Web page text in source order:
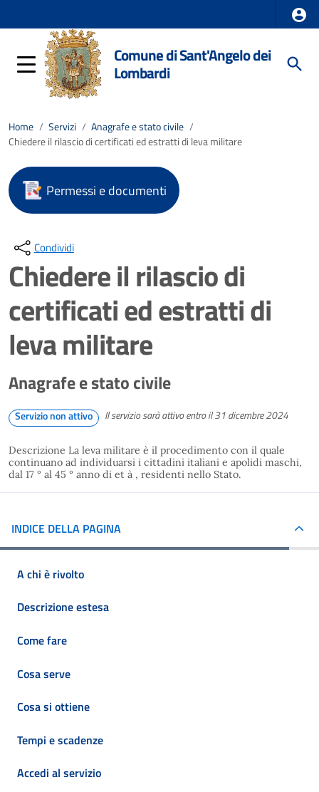
Comune di Sant'Angelo dei
Lombardi
Home / Servizi / Anagrafe e stato civile /
Chiedere il rilascio di certificati ed estratti di leva militare
Permessi e documenti
Condividi
Chiedere il rilascio di
certificati ed estratti di
leva militare
Anagrafe e stato civile
Servizio non attivo Il servizio sarà attivo entro il 31 dicembre 2024
Descrizione La leva militare è il procedimento con il quale
continuano ad individuarsi i cittadini italiani e apolidi maschi,
dal 17 ° al 45 ° anno di et à , residenti nello Stato.
INDICE DELLA PAGINA
A chi è rivolto
Descrizione estesa
Come fare
Cosa serve
Cosa si ottiene
Tempi e scadenze
Accedi al servizio